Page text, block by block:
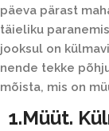
päeva pärast
täieliku
jooksul on
nende tekke
mõista, mis on
1.Müüt.